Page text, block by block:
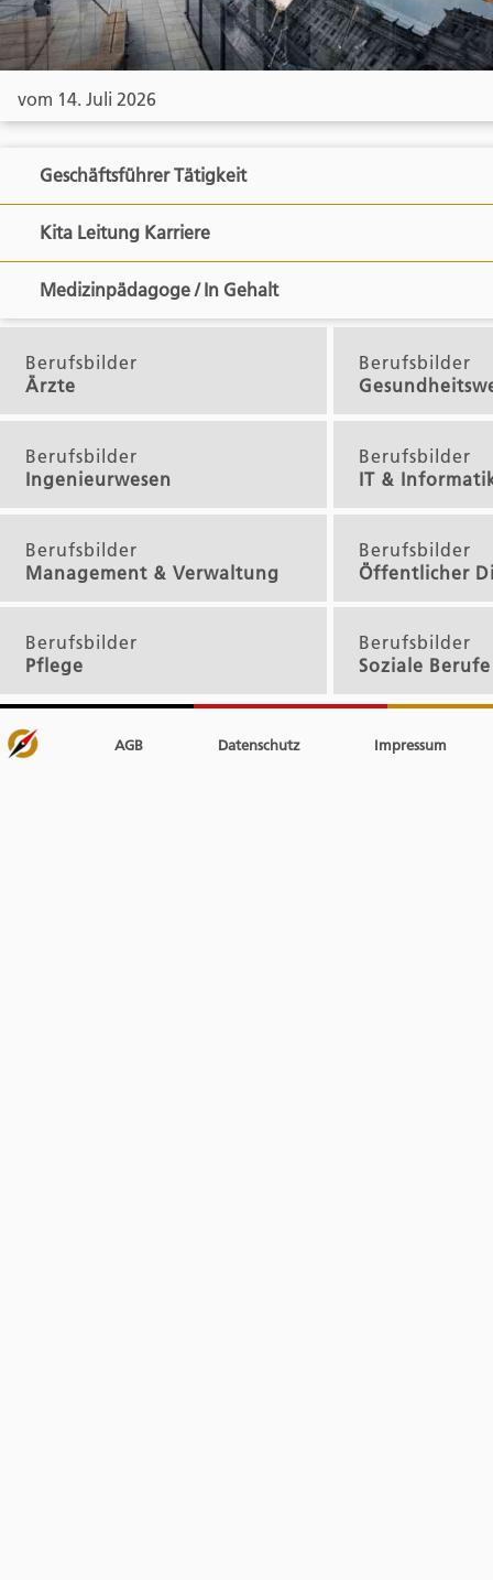
vom 14. Juli 2026
Geschäftsführer Tätigkeit
Kita Leitung Karriere
Medizinpädagoge / In Gehalt
Berufsbilder
Ärzte
Berufsbilder
Berufsbilder
Ingenieurwesen
Berufsbilder
IT &
Berufsbilder
Management & Verwaltung
Berufsbilder
Öffentlicher
Berufsbilder
Pflege
Berufsbilder
Soziale Berufe
AGB Datenschutz Impressum